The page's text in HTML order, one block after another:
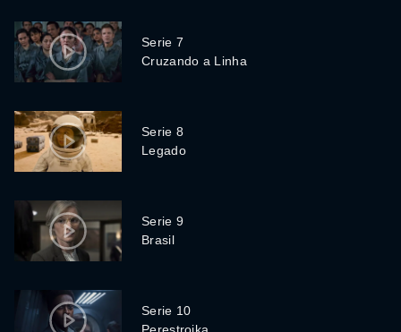
Serie 7
Cruzando a Linha
Serie 8
Legado
Serie 9
Brasil
Serie 10